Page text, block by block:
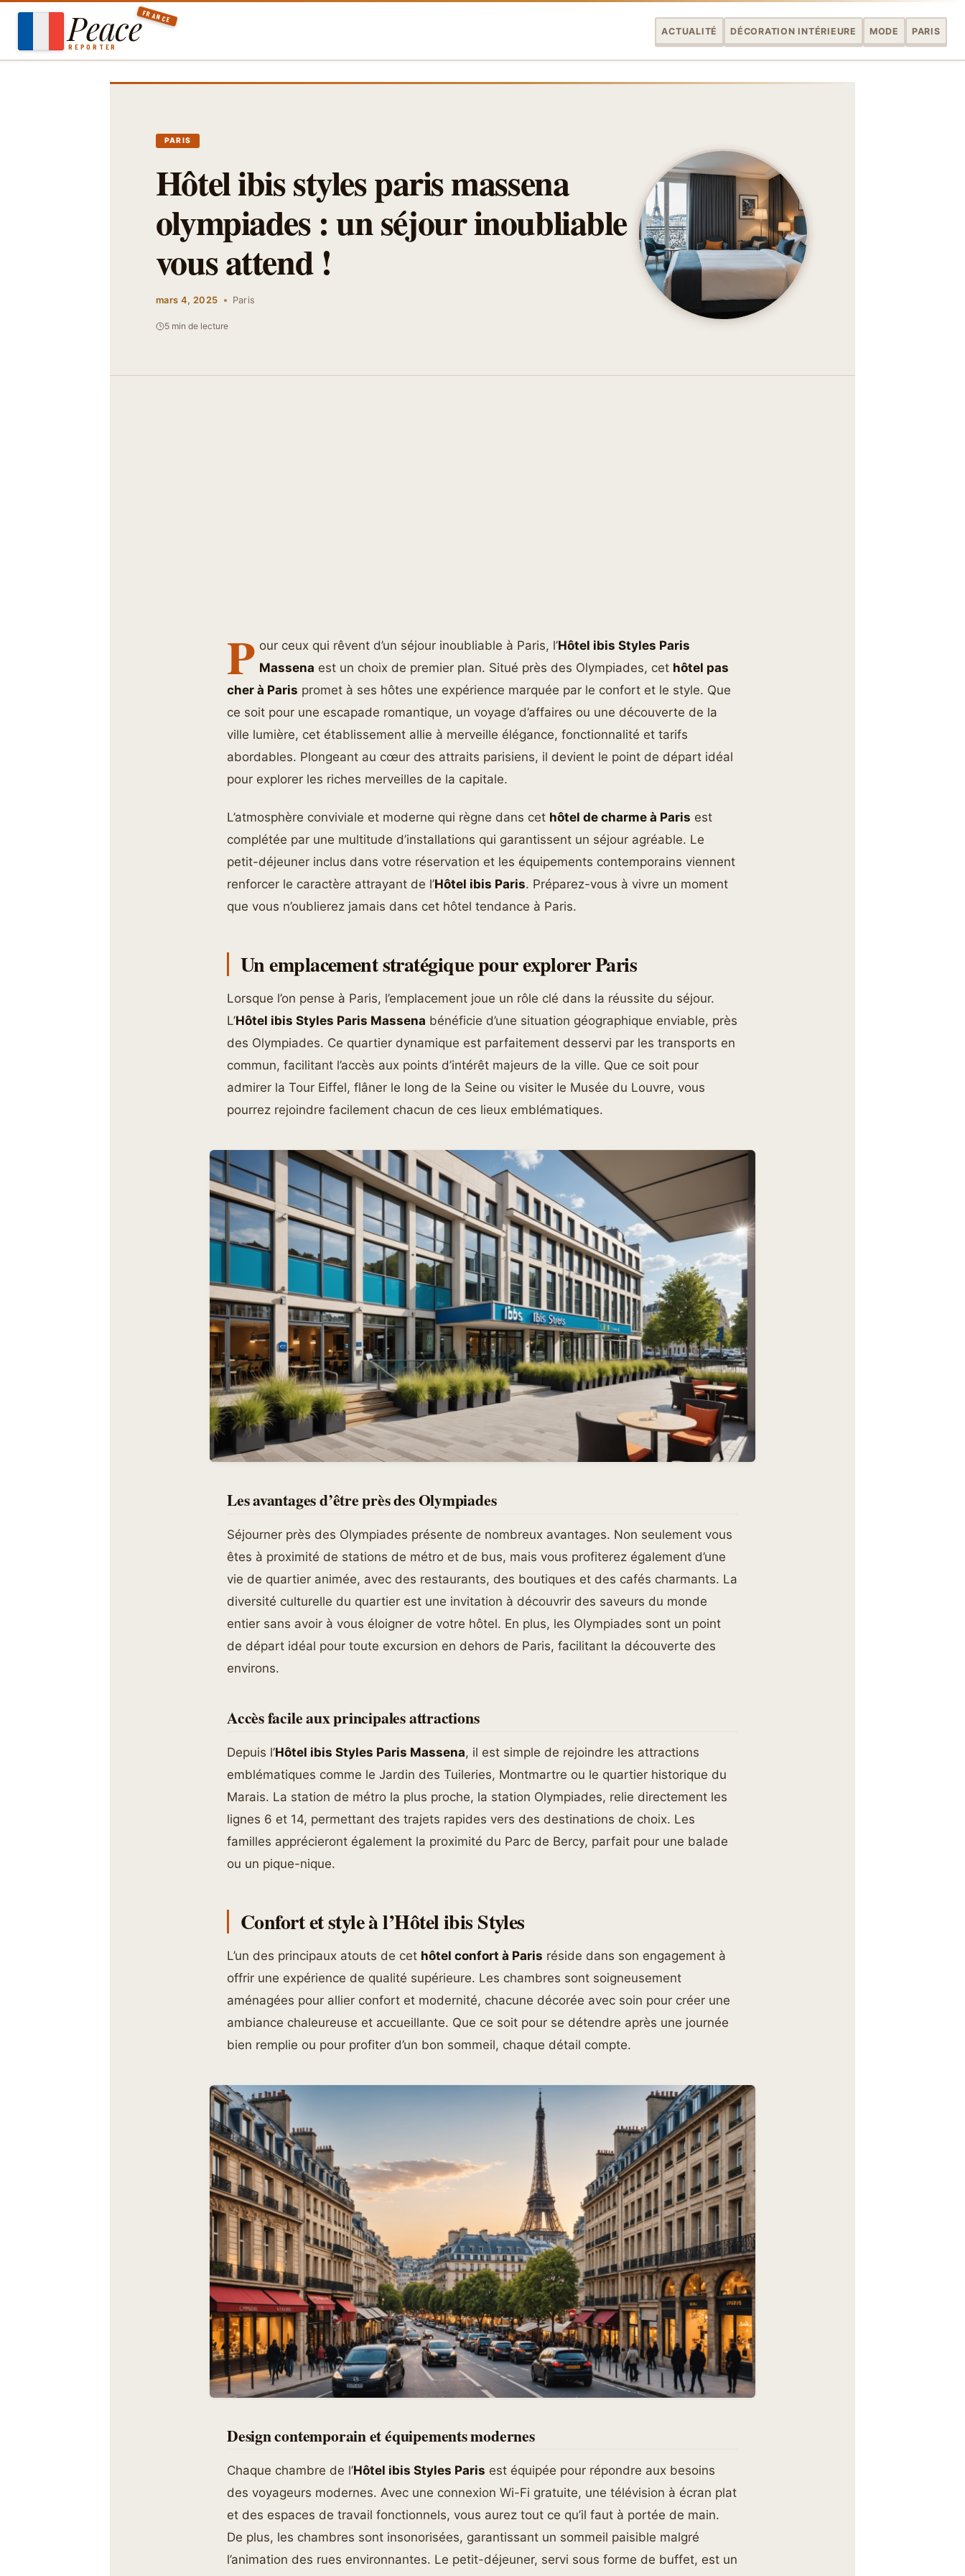
Aller
contenu
Peace
REPORTER
FRANCE
ACTUALITÉ DÉCORATION INTÉRIEURE MODE PARIS
PARIS
Hôtel ibis styles paris massena
olympiades : un séjour inoubliable
vous attend !
mars 4, 2025 Paris
5 min de lecture
P our ceux qui rêvent d’un séjour inoubliable à Paris, l’Hôtel ibis Styles Paris
Massena est un choix de premier plan. Situé près des Olympiades, cet hôtel pas
cher à Paris promet à ses hôtes une expérience marquée par le confort et le style. Que
ce soit pour une escapade romantique, un voyage d’affaires ou une découverte de la
ville lumière, cet établissement allie à merveille élégance, fonctionnalité et tarifs
abordables. Plongeant au cœur des attraits parisiens, il devient le point de départ idéal
pour explorer les riches merveilles de la capitale.
L’atmosphère conviviale et moderne qui règne dans cet hôtel de charme à Paris est
complétée par une multitude d’installations qui garantissent un séjour agréable. Le
petit-déjeuner inclus dans votre réservation et les équipements contemporains viennent
renforcer le caractère attrayant de l’Hôtel ibis Paris. Préparez-vous à vivre un moment
que vous n’oublierez jamais dans cet hôtel tendance à Paris.
Un emplacement stratégique pour explorer Paris
Lorsque l’on pense à Paris, l’emplacement joue un rôle clé dans la réussite du séjour.
L’Hôtel ibis Styles Paris Massena bénéficie d’une situation géographique enviable, près
des Olympiades. Ce quartier dynamique est parfaitement desservi par les transports en
commun, facilitant l’accès aux points d’intérêt majeurs de la ville. Que ce soit pour
admirer la Tour Eiffel, flâner le long de la Seine ou visiter le Musée du Louvre, vous
pourrez rejoindre facilement chacun de ces lieux emblématiques.
Les avantages d’être près des Olympiades
Séjourner près des Olympiades présente de nombreux avantages. Non seulement vous
êtes à proximité de stations de métro et de bus, mais vous profiterez également d’une
vie de quartier animée, avec des restaurants, des boutiques et des cafés charmants. La
diversité culturelle du quartier est une invitation à découvrir des saveurs du monde
entier sans avoir à vous éloigner de votre hôtel. En plus, les Olympiades sont un point
de départ idéal pour toute excursion en dehors de Paris, facilitant la découverte des
environs.
Accès facile aux principales attractions
Depuis l’Hôtel ibis Styles Paris Massena, il est simple de rejoindre les attractions
emblématiques comme le Jardin des Tuileries, Montmartre ou le quartier historique du
Marais. La station de métro la plus proche, la station Olympiades, relie directement les
lignes 6 et 14, permettant des trajets rapides vers des destinations de choix. Les
familles apprécieront également la proximité du Parc de Bercy, parfait pour une balade
ou un pique-nique.
Confort et style à l’Hôtel ibis Styles
L’un des principaux atouts de cet hôtel confort à Paris réside dans son engagement à
offrir une expérience de qualité supérieure. Les chambres sont soigneusement
aménagées pour allier confort et modernité, chacune décorée avec soin pour créer une
ambiance chaleureuse et accueillante. Que ce soit pour se détendre après une journée
bien remplie ou pour profiter d’un bon sommeil, chaque détail compte.
Design contemporain et équipements modernes
Chaque chambre de l’Hôtel ibis Styles Paris est équipée pour répondre aux besoins
des voyageurs modernes. Avec une connexion Wi-Fi gratuite, une télévision à écran plat
et des espaces de travail fonctionnels, vous aurez tout ce qu’il faut à portée de main.
De plus, les chambres sont insonorisées, garantissant un sommeil paisible malgré
l’animation des rues environnantes. Le petit-déjeuner, servi sous forme de buffet, est un